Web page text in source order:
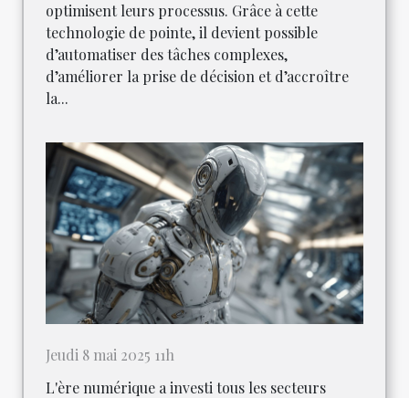
optimisent leurs processus. Grâce à cette
technologie de pointe, il devient possible
d’automatiser des tâches complexes,
d’améliorer la prise de décision et d’accroître
la...
Jeudi 8 mai 2025 11h
L'ère numérique a investi tous les secteurs